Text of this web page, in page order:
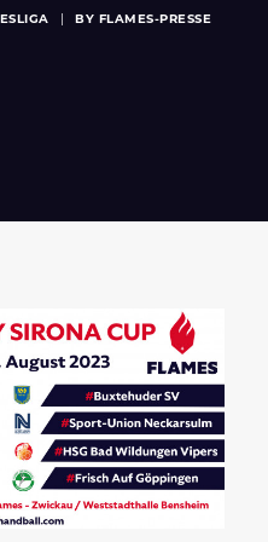
BY FLAMES-PRESSE